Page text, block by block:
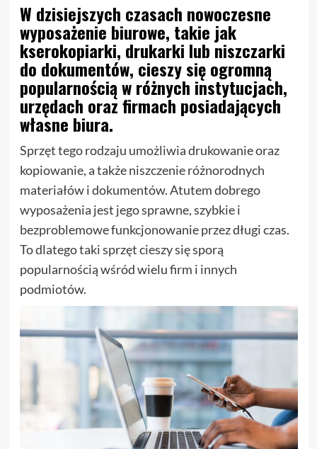
W dzisiejszych czasach nowoczesne
wyposażenie biurowe, takie jak
kserokopiarki, drukarki lub niszczarki
do dokumentów, cieszy się ogromną
popularnością w różnych instytucjach,
urzędach oraz firmach posiadających
własne biura.
Sprzęt tego rodzaju umożliwia drukowanie oraz
kopiowanie, a także niszczenie różnorodnych
materiałów i dokumentów. Atutem dobrego
wyposażenia jest jego sprawne, szybkie i
bezproblemowe funkcjonowanie przez długi czas.
To dlatego taki sprzęt cieszy się sporą
popularnością wśród wielu firm i innych
podmiotów.